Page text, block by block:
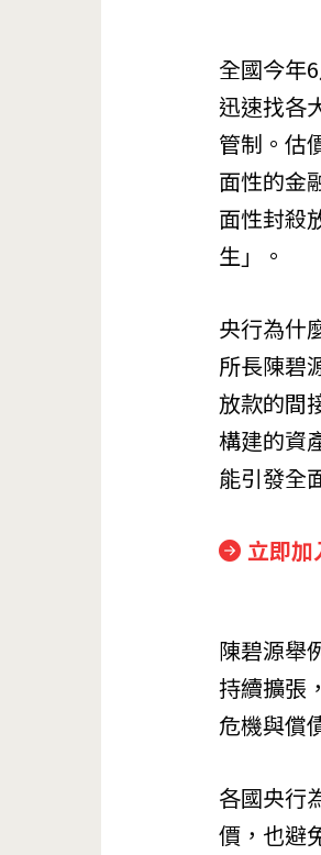
全國今年
迅速找各
管制。估
面性的金
面性封殺
生」。
央行為什
所長陳碧
放款的間
構建的資
能引發全
立即
陳碧源舉
持續擴張
危機與償
各國央行
價，也避